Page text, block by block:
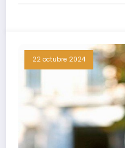
22 octubre 2024